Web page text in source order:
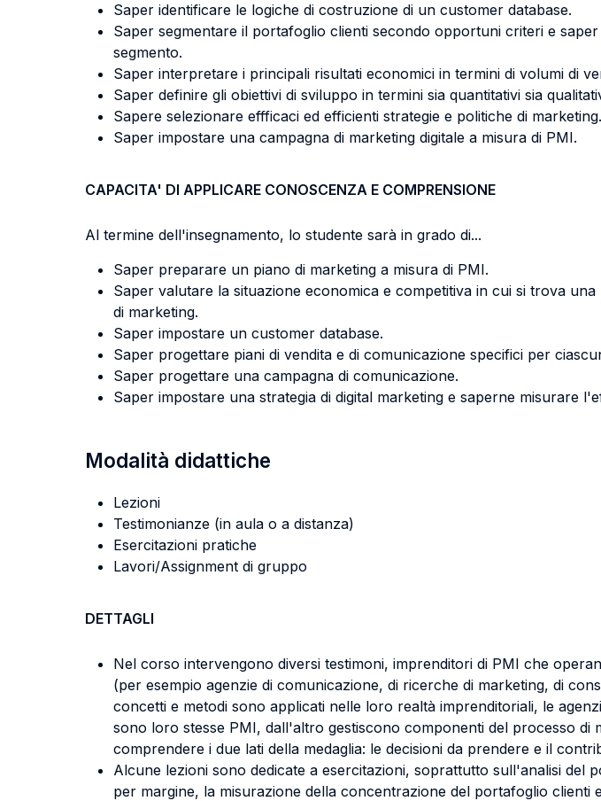
Saper identificare le logiche di costruzione di un customer database.
Saper segmentare il portafoglio clienti secondo opportuni criteri e
segmento.
Saper interpretare i principali risultati economici in termini di volumi di
Saper definire gli obiettivi di sviluppo in termini sia quantitativi sia
Sapere selezionare effficaci ed efficienti strategie e politiche di marketing.
Saper impostare una campagna di marketing digitale a misura di PMI.
CAPACITA' DI APPLICARE CONOSCENZA E COMPRENSIONE
Al termine dell'insegnamento, lo studente sarà in grado di...
Saper preparare un piano di marketing a misura di PMI.
Saper valutare la situazione economica e competitiva in cui si trova
di marketing.
Saper impostare un customer database.
Saper progettare piani di vendita e di comunicazione specifici per
Saper progettare una campagna di comunicazione.
Saper impostare una strategia di digital marketing e saperne misurare
Modalità didattiche
Lezioni
Testimonianze (in aula o a distanza)
Esercitazioni pratiche
Lavori/Assignment di gruppo
DETTAGLI
Nel corso intervengono diversi testimoni, imprenditori di PMI che
(per esempio agenzie di comunicazione, di ricerche di marketing, di
concetti e metodi sono applicati nelle loro realtà imprenditoriali, le
sono loro stesse PMI, dall'altro gestiscono componenti del processo di
comprendere i due lati della medaglia: le decisioni da prendere e il
Alcune lezioni sono dedicate a esercitazioni, soprattutto sull'analisi
per margine, la misurazione della concentrazione del portafoglio clienti